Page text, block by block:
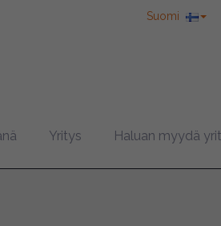
Suomi
Yritys Haluan myydä
del Sol,